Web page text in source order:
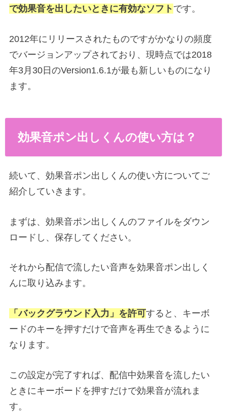
で効果音を出したいときに有効なソフト です。
2012年にリリースされたものですがかなりの頻度
でバージョンアップされており、現時点では2018
年3月30日のVersion1.6.1が最も新しいものになり
ます。
効果音ポン出しくんの使い方は？
続いて、効果音ポン出しくんの使い方についてご
紹介していきます。
まずは、効果音ポン出しくんのファイルをダウン
ロードし、保存してください。
それから配信で流したい音声を効果音ポン出しく
んに取り込みます。
「バックグラウンド入力」を許可すると、キーボ
ードのキーを押すだけで音声を再生できるように
なります。
この設定が完了すれば、配信中効果音を流したい
ときにキーボードを押すだけで効果音が流れま
す。